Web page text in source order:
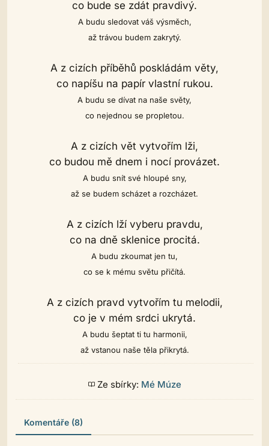
co bude se zdát pravdivý.
A budu sledovat váš výsměch,
až trávou budem zakrytý.
A z cizích příběhů poskládám věty,
co napíšu na papír vlastní rukou.
A budu se dívat na naše světy,
co nejednou se propletou.
A z cizích vět vytvořím lži,
co budou mě dnem i nocí provázet.
A budu snít své hloupé sny,
až se budem scházet a rozcházet.
A z cizích lží vyberu pravdu,
co na dně sklenice procitá.
A budu zkoumat jen tu,
co se k mému světu přičítá.
A z cizích pravd vytvořím tu melodii,
co je v mém srdci ukrytá.
A budu šeptat ti tu harmonii,
až vstanou naše těla přikrytá.
Ze sbírky: Mé Múze
Komentáře (8)